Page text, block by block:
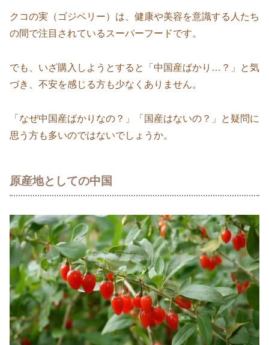
クコの実（ゴジベリー）は、健康や美容を意識する人たち
の間で注目されているスーパーフードです。
でも、いざ購入しようとすると「中国産ばかり…？」と気
づき、不安を感じる方も少なくありません。
「なぜ中国産ばかりなの？」「国産はないの？」と疑問に
思う方も多いのではないでしょうか。
原産地としての中国